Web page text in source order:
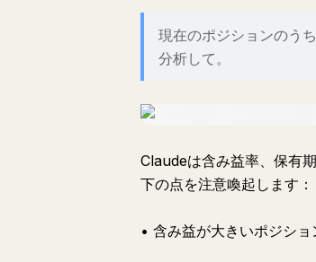
現在のポジションのう
分析して。
Claudeは含み益率、保有
下の点を注意喚起します：
• 含み益が大きいポジシ